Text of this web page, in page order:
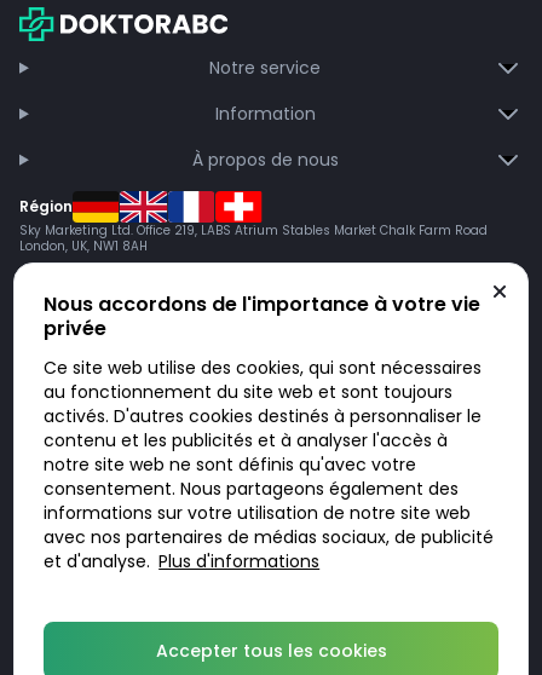
Notre service
Information
À propos de nous
Région
Sky Marketing Ltd. Office 219, LABS Atrium Stables Market Chalk Farm Road
London, UK, NW1 8AH
Doktorabc.com est une plateforme de mise en relation et n’est pas une
pharmacie en ligne. Nous ne vendons ni ne livrons de médicaments ou
autres produits. Les informations sur les produits, médicaments et prix
n’ont pas valeur d’offre. Vous êtes responsable du respect des lois en
vigueur dans votre pays. L’utilisation du site se fait à vos risques et sous
votre responsabilité. Vous visitez et utilisez ce site de votre propre
initiative.
Nous accordons de l'importance à votre vie
privée
Ce site web utilise des cookies, qui sont nécessaires
au fonctionnement du site web et sont toujours
activés. D'autres cookies destinés à personnaliser le
contenu et les publicités et à analyser l'accès à
notre site web ne sont définis qu'avec votre
consentement. Nous partageons également des
informations sur votre utilisation de notre site web
avec nos partenaires de médias sociaux, de publicité
et d'analyse. Plus d'informations
Accepter tous les cookies